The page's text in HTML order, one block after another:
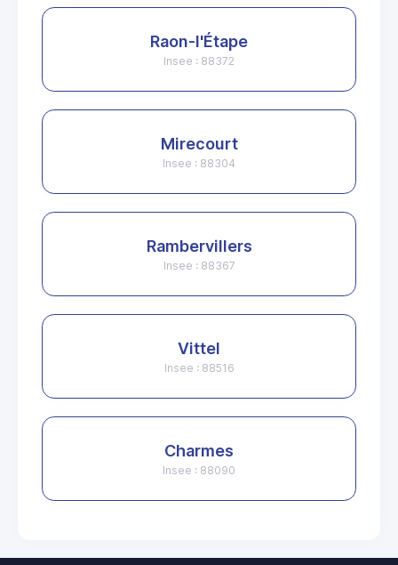
Raon-l'Étape
Insee : 88372
Mirecourt
Insee : 88304
Rambervillers
Insee : 88367
Vittel
Insee : 88516
Charmes
Insee : 88090